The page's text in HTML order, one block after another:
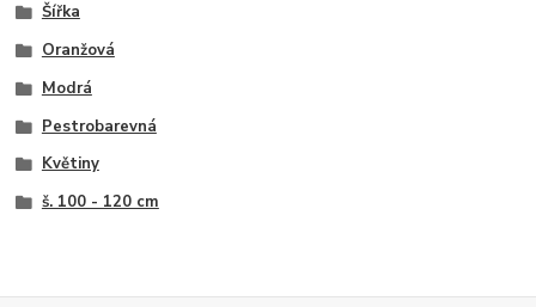
Šířka
Oranžová
Modrá
Pestrobarevná
Květiny
š. 100 - 120 cm